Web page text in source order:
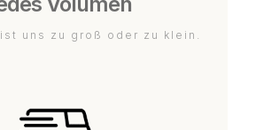
uns zu groß oder zu klein.